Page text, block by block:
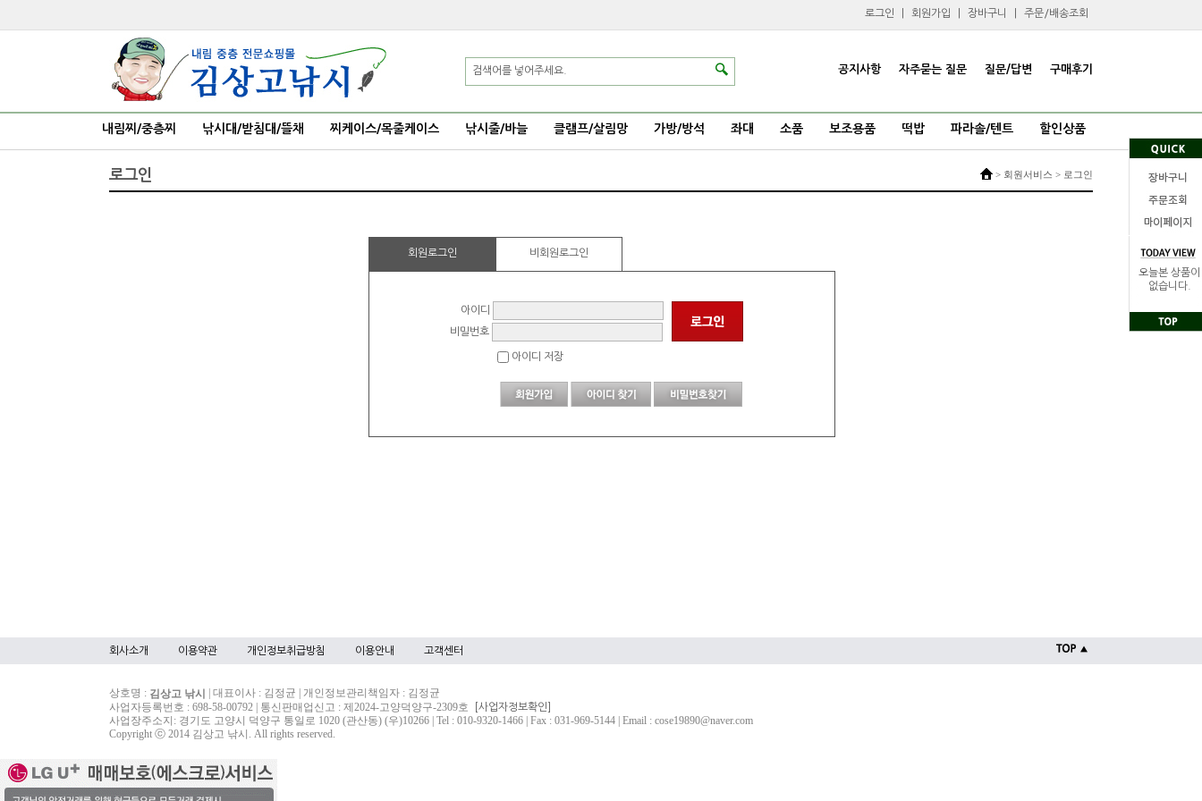
로그인 회원가입 장바구니 주문/배송조회
공지사항 자주묻는 질문 질문/답변 구매후기
오늘본 상품이
없습니다.
내림찌/중층찌 낚시대/받침대/뜰채 찌케이스/목줄케이스 낚시줄/바늘 클램프/살림망 가방/방석 좌대 소품 보조용품 떡밥 파라솔/텐트 할인상품
로그인 > 회원서비스 > 로그인
회원로그인 비회원로그인
아이디
비밀번호
아이디 저장
회사소개 이용약관 개인정보취급방침 이용안내 고객센터
상호명 : 김상고 낚시 | 대표이사 : 김정균 | 개인정보관리책임자 : 김정균
사업자등록번호 : 698-58-00792 | 통신판매업신고 : 제2024-고양덕양구-2309호
[사업자정보확인]
사업장주소지: 경기도 고양시 덕양구 통일로 1020 (관산동) (우)10266 | Tel : 010-9320-1466 | Fax : 031-969-5144 | Email : cose19890@naver.com
Copyright ⓒ 2014 김상고 낚시. All rights reserved.